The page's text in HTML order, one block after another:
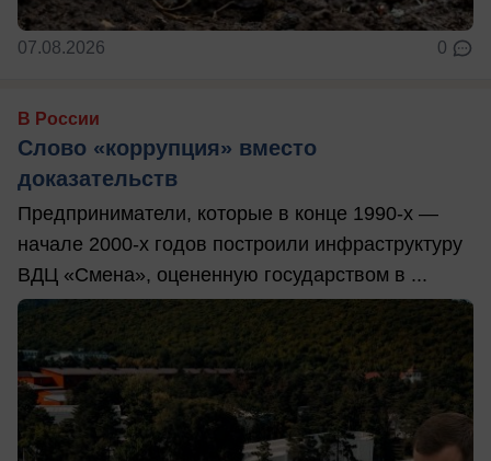
07.08.2026 0
В России
Слово «коррупция» вместо
доказательств
Предприниматели, которые в конце 1990-х —
начале 2000-х годов построили инфраструктуру
ВДЦ «Смена», оцененную государством в ...